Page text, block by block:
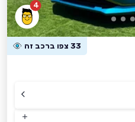
4
33 צפו ברכב זה